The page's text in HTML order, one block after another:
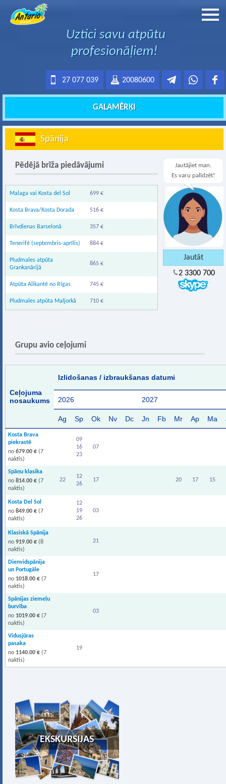
Uztici savu atpūtu
profesionāļiem!
20080600
27 077 039
GALAMĒRĶI
Spānija
Jautājiet man.
Es varu palīdzēt!
2 3300 700
Pēdējā brīža piedāvājumi
Malaga vai Kosta del Sol 699 €
Kosta Brava/Kosta Dorada 516 €
Brīvdienas Barselonā 357 €
Tenerifē (septembris-aprīlis) 884 €
Pludmales atpūta
Grankanārijā
865 €
Atpūta Alikantē no Rīgas 745 €
Pludmales atpūta Maljorkā 710 €
Grupu avio ceļojumi
Ceļojuma
nosaukums
Izlidošanas / izbraukšanas datumi
2026 2027
Ag Sp Ok Nv Dc Jn Fb Mr Ap Ma
Kosta Brava
piekrastē
no 679.00 € (7
naktis)
09
16
23
07
Spāņu klasika
no 814.00 € (7
naktis)
22
12
26
17 20 17 15
Kosta Del Sol
no 849.00 € (7
naktis)
12
19
26
03
Klasiskā Spānija
no 919.00 € (8
naktis)
21
Dienvidspānija
un Portugāle
no 1018.00 € (7
naktis)
17
Spānijas ziemeļu
burvība
no 1019.00 € (7
naktis)
03
Vidusjūras
pasaka
no 1140.00 € (7
naktis)
19
EKSKURSIJAS